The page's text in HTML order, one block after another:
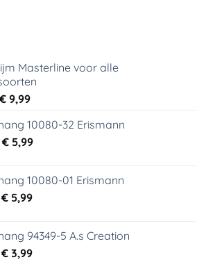
Masterline voor alle
Oorspronkelijke
€ 18,99.
€9,99Huidige
is:
€ 9,99.
10080-32 Erismann
Oorspronkelijke
€ 39,00.
€5,99Huidige
€ 5,99.
10080-01 Erismann
Oorspronkelijke
€ 29,95.
€5,99Huidige
€ 5,99.
94349-5 A.s Creation
Oorspronkelijke
€3,99Huidige